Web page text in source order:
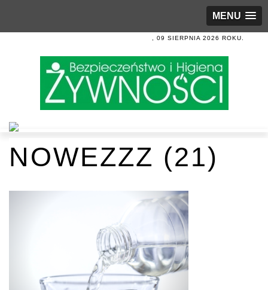
MENU
, 09 SIERPNIA 2026 ROKU.
NOWEZZZ (21)